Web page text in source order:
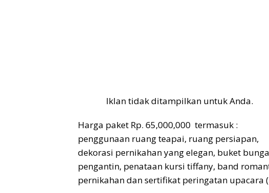
Iklan tidak ditampilkan untuk Anda.
Harga paket Rp. 65,000,000 termasuk :
penggunaan ruang teapai, ruang persiapan,
dekorasi pernikahan yang elegan, buket
pengantin, penataan kursi tiffany, band
pernikahan dan sertifikat peringatan upacara